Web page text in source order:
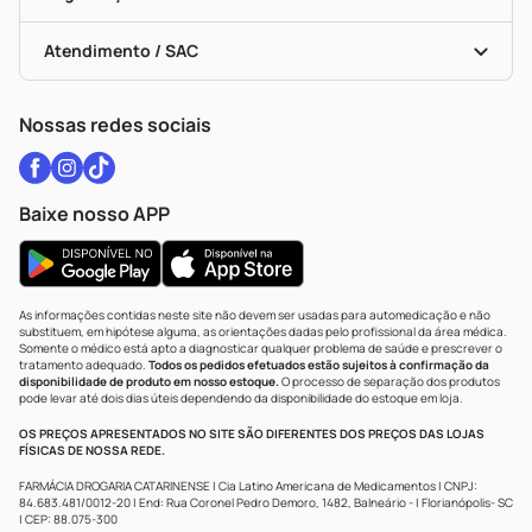
Troca E Devolução
Bulas De A A Z
Políticas De Marketplace
Testes Rápidos
Autoteste Covid-19
Vacinas
Certificado De Segurança
Portal Da Privacidade
Atendimento / SAC
WhatsApp (47) 9202-1687
Nossas redes sociais
Baixe nosso APP
As informações contidas neste site não devem ser usadas para automedicação e não
substituem, em hipótese alguma, as orientações dadas pelo profissional da área médica.
Somente o médico está apto a diagnosticar qualquer problema de saúde e prescrever o
tratamento adequado. Todos os pedidos efetuados estão sujeitos à confirmação da
disponibilidade de produto em nosso estoque.O processo de separação dos produtos
pode levar até dois dias úteis dependendo da disponibilidade do estoque em loja.
OS PREÇOS APRESENTADOS NO SITE SÃO DIFERENTES DOS PREÇOS DAS LOJAS
FÍSICAS DE NOSSA REDE.
FARMÁCIA DROGARIA CATARINENSE | Cia Latino Americana de Medicamentos | CNPJ:
84.683.481/0012-20 | End: Rua Coronel Pedro Demoro, 1482, Balneário - | Florianópolis- SC
| CEP: 88.075-300